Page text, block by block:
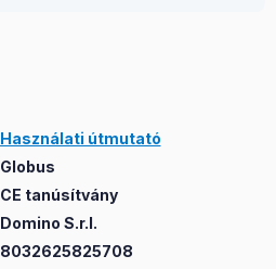
Használati útmutató
Globus
CE tanúsítvány
Domino S.r.l.
8032625825708